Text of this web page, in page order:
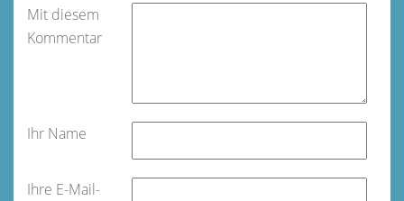
Mit diesem
Kommentar
Ihr Name
Ihre E-Mail-